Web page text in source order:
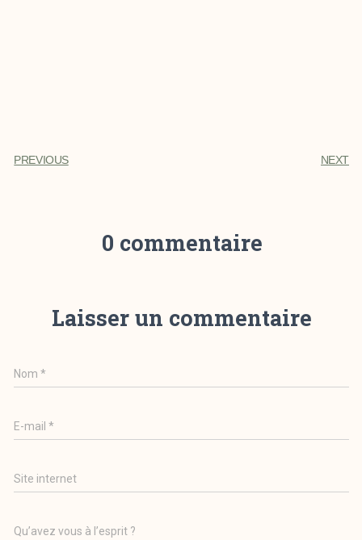
PREVIOUS NEXT
0 commentaire
Laisser un commentaire
Nom*
E-mail*
Site internet
Qu’avez vous à l’esprit ?